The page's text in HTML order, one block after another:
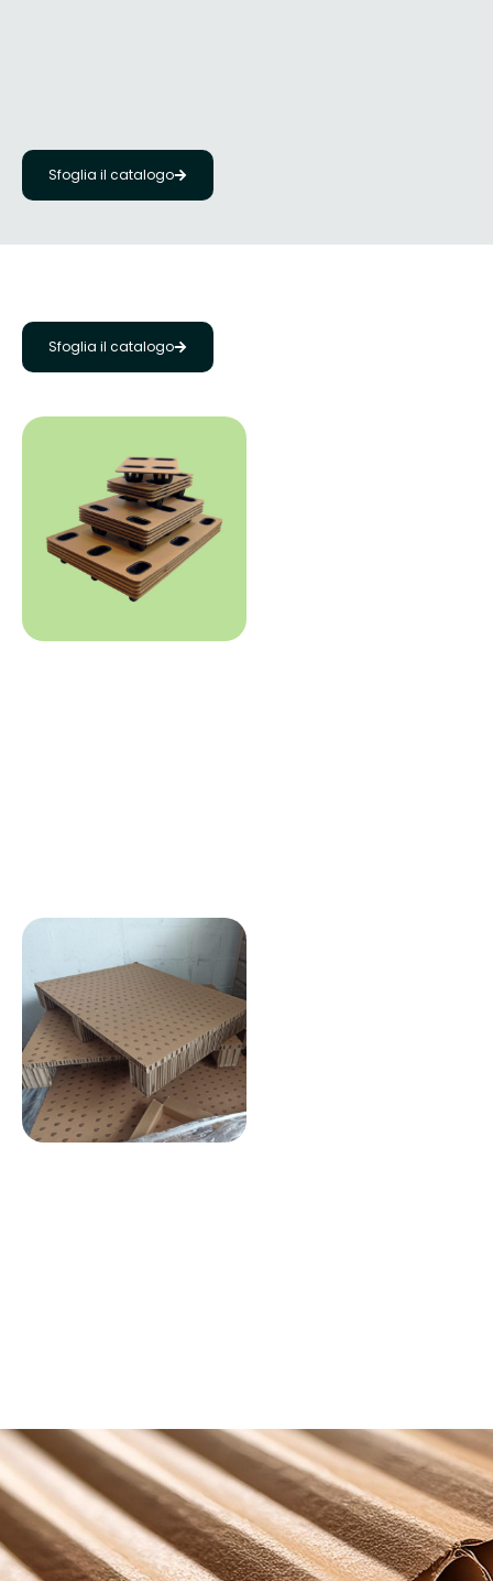
Sfoglia il catalogo
Sfoglia il catalogo